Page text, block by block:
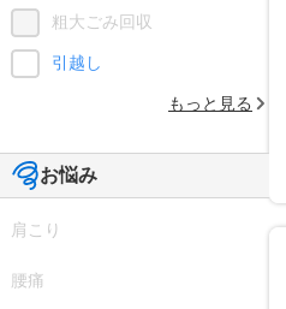
粗大ごみ回収
引越し
もっと見る
お悩み
肩こり
腰痛